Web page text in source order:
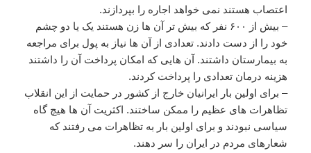
اعتصاب هستند نمی خواهد اجاره را بپردازند.
– بیش از ۶۰۰ نفر که بیش تر آن ها زن هستند یک یا دو چشم
خود را از دست دادند. تعدادی از آن ها نیاز به پول برای مراجعه
به بیمارستان داشتند. آن هایی که امکان پرداخت آن را داشتند
هزینه درمان تعدادی را پرداخت کردند.
– برای اولین بار ایرانیان خارج از کشور در حمایت از این انقلاب
تظاهرات های عظیم را ممکن ساختند. اکثریت آن ها هیچ گاه
سیاسی نبودند و برای اولین بار به تظاهرات می رفتند که
شعارهای مردم در ایران را سر دهند.